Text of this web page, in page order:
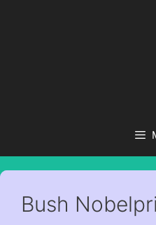
Bush